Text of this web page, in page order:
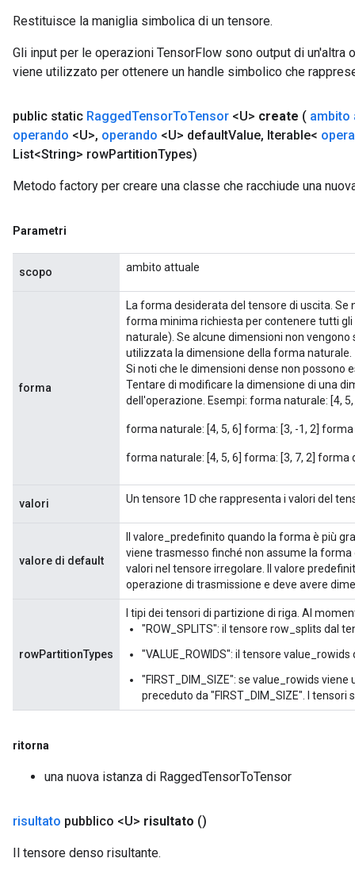
Restituisce la maniglia simbolica di un tensore.
Gli input per le operazioni TensorFlow sono output di un'altra
viene utilizzato per ottenere un handle simbolico che
public static RaggedTensorToTensor <U> create ( ambito
operando <U>, operando <U> defaultValue, Iterable<
List<String> rowPartitionTypes)
Metodo factory per creare una classe che racchiude una
Parametri
scopo ambito attuale
forma
La forma desiderata del tensore di uscita.
forma minima richiesta per contenere tutti
naturale). Se alcune dimensioni non
utilizzata la dimensione della forma naturale.
Si noti che le dimensioni dense non
Tentare di modificare la dimensione di una
dell'operazione. Esempi: forma naturale: [4,
forma naturale: [4, 5, 6] forma: [3, -1, 2] forma
forma naturale: [4, 5, 6] forma: [3, 7, 2] forma
valori Un tensore 1D che rappresenta i valori del
valore di default
Il valore_predefinito quando la forma è più
viene trasmesso finché non assume la
valori nel tensore irregolare. Il valore
operazione di trasmissione e deve avere
rowPartitionTypes
I tipi dei tensori di partizione di riga. Al
"ROW_SPLITS": il tensore row_splits dal
"VALUE_ROWIDS": il tensore
"FIRST_DIM_SIZE": se value_rowids
preceduto da "FIRST_DIM_SIZE". I
ritorna
una nuova istanza di RaggedTensorToTensor
risultato pubblico <U> risultato ()
Il tensore denso risultante.